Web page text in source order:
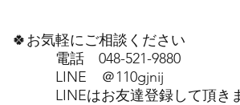
🍀お気軽にご相談ください
電話　048-521-9880
LINE　＠110gjnij
LINEはお友達登録して頂きま